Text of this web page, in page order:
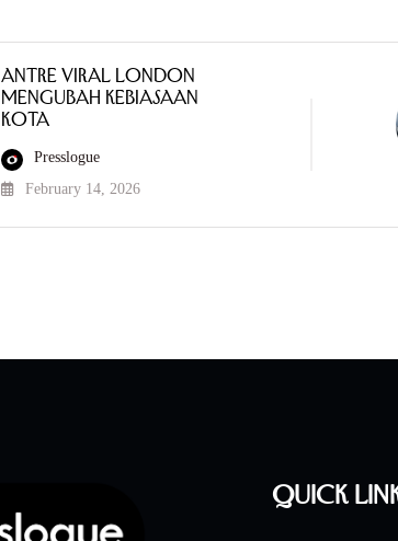
Antre Viral London
Mengubah Kebiasaan
Kota
Presslogue
February 14, 2026
Quick